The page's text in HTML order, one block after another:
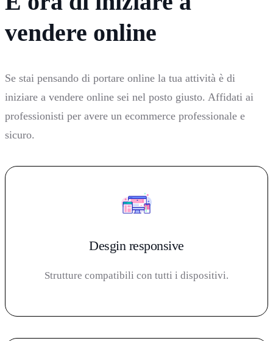
vendere online
Se stai pensando di portare online la tua attività è di
iniziare a vendere online sei nel posto giusto. Affidati ai
professionisti per avere un ecommerce professionale e
sicuro.
Desgin responsive
Strutture compatibili con tutti i dispositivi.